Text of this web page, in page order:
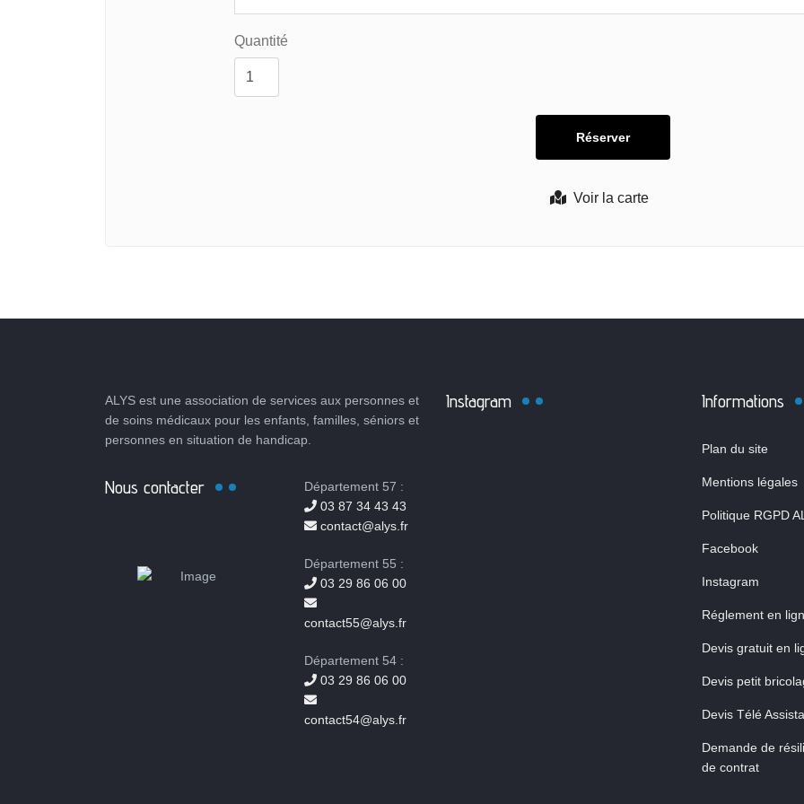
Voir la carte
Quantité
ALYS est une association de services aux personnes et
de soins médicaux pour les enfants, familles, séniors et
personnes en situation de handicap.
Nous contacter
Département 57 :
03 87 34 43 43
contact@alys.fr
Département 55 :
03 29 86 06 00
contact55@alys.fr
Département 54 :
03 29 86 06 00
contact54@alys.fr
Instagram Informations
Plan du site
Mentions légales
Politique RGPD
Facebook
Instagram
Réglement en
Devis gratuit en
Devis petit
Devis Télé
Demande de
de contrat